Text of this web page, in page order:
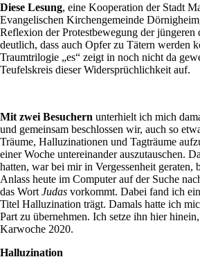
Diese Lesung, eine Kooperation der Stadt
Evangelischen Kirchengemeinde
Reflexion der Protestbewegung der jüngeren
deutlich, dass auch Opfer zu Tätern werden
Traumtrilogie „es“ zeigt in noch nicht da
Teufelskreis dieser Widersprüchlichkeit auf.
Mit zwei Besuchern unterhielt ich mich
und gemeinsam beschlossen wir, auch so
Träume, Halluzinationen und Tagträume
einer Woche untereinander auszutauschen.
hatten, war bei mir in Vergessenheit geraten,
Anlass heute im Computer auf der Suche
das Wort Judas vorkommt. Dabei fand ich
Titel Halluzination trägt. Damals hatte ich
Part zu übernehmen. Ich setze ihn hier
Karwoche 2020.
Halluzination